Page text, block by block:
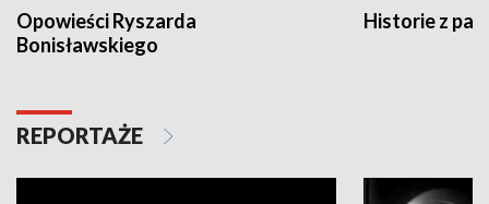
Opowieści Ryszarda
Bonisławskiego
Historie z
REPORTAŻE